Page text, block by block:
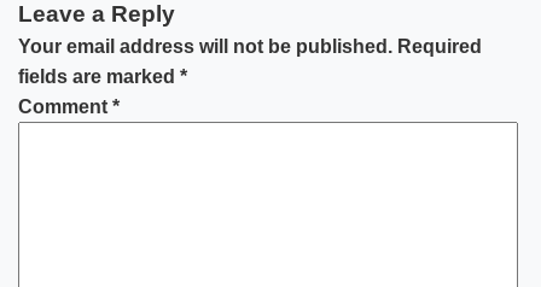
Leave a Reply
Your email address will not be published. Required
fields are marked *
Comment *